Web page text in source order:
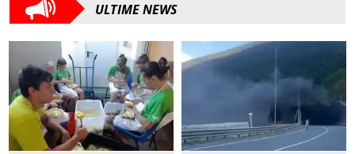
ULTIME NEWS